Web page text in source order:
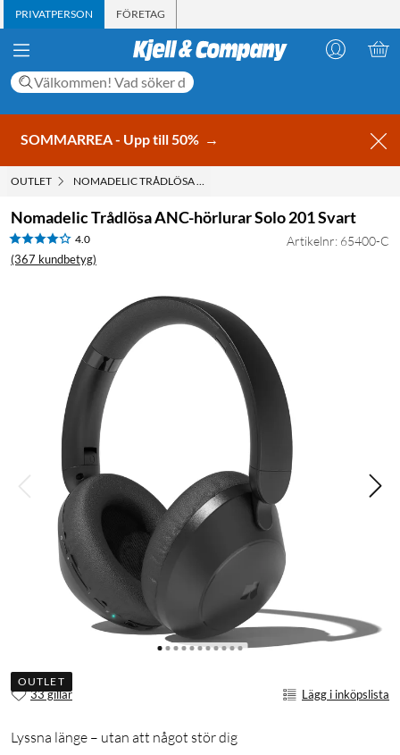
PRIVATPERSON FÖRETAG
SOMMARREA - Upp till 50% →
OUTLET NOMADELIC TRÅDLÖSA ANC-HÖRLURAR SOLO 201 SVART
Nomadelic Trådlösa ANC-hörlurar Solo 201 Svart
4.0
(367 kundbetyg)
Artikelnr: 65400-C
OUTLET
33 gillar Lägg i inköpslista
Lyssna länge – utan att något stör dig